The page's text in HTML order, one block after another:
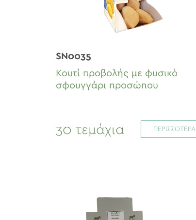
SN0035
Κουτί προβολής με φυσικό
σφουγγάρι προσώπου
30 τεμάχια ΠΕΡΙΣΣΟΤΕΡΑ